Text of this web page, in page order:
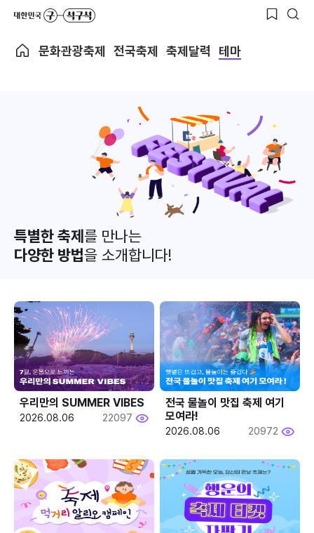
문화관광축제 전국축제 축제달력 테마
특별한 축제를 만나는
다양한 방법을 소개합니다!
우리만의 SUMMER VIBES
2026.08.06 22097
전국 물놀이 맛집 축제 여기
모여라!
2026.08.06 20972